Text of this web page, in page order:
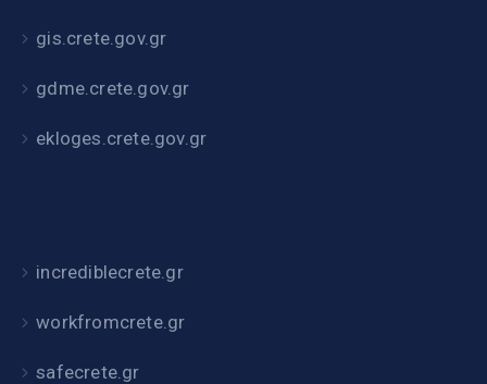
gis.crete.gov.gr
gdme.crete.gov.gr
ekloges.crete.gov.gr
incrediblecrete.gr
workfromcrete.gr
safecrete.gr